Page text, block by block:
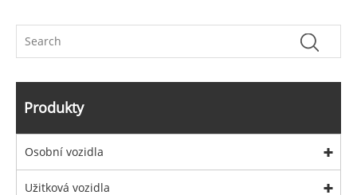
Produkty
Osobní vozidla
Užitková vozidla